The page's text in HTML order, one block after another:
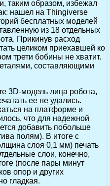
таким образом, избежал
нашел на Thingiverse
бесплатных моделей
из 18 отдельных
Прикинув расход
целиком приехавшей ко
трети бобины не хватит.
составляющими
3D-модель лица робота,
ее не удались.
на платформе и
что для надежной
добавить побольше
полям). В итоге с
слоя 0,1 мм) печать
слои, конечно,
(после пары минут
опор и других
гладкая.